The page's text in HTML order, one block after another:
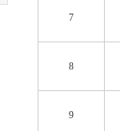
7
8
9